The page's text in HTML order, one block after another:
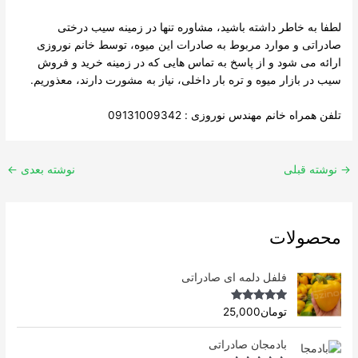
لطفا به خاطر داشته باشید، مشاوره تنها در زمینه سیب درختی
صادراتی و موارد مربوط به صادرات این میوه، توسط خانم نوروزی
ارائه می شود و از پاسخ به تماس هایی که در زمینه خرید و فروش
سیب در بازار میوه و تره بار داخلی، نیاز به مشورت دارند، معذوریم.
تلفن همراه خانم مهندس نوروزی : 09131009342
→ نوشته قبلی نوشته بعدی ←
محصولات
فلفل دلمه ای صادراتی
Rated4.96
out of 5
تومان25,000
بادمجان صادراتی